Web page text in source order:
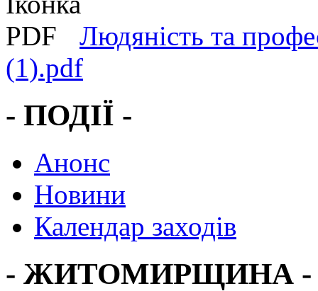
Людяність та
(1).pdf
- ПОДІЇ -
Анонс
Новини
Календар заходів
- ЖИТОМИРЩИНА -